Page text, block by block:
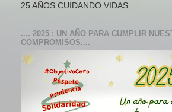
25 AÑOS CUIDANDO VIDAS
.... 2025 : UN AÑO PARA CUMPLIR
COMPROMISOS....